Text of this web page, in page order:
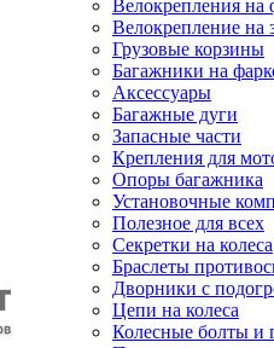
Велокрепления на
Велокрепление на
Грузовые корзины
Багажники на
Аксессуары
Багажные дуги
Запасные части
Крепления для
Опоры багажника
Установочные
Полезное для всех
Секретки на колеса
Браслеты
Дворники с
Цепи на колеса
Колесные болты и